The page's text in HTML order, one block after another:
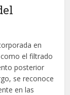
en
el filtrado
posterior
se reconoce
en las